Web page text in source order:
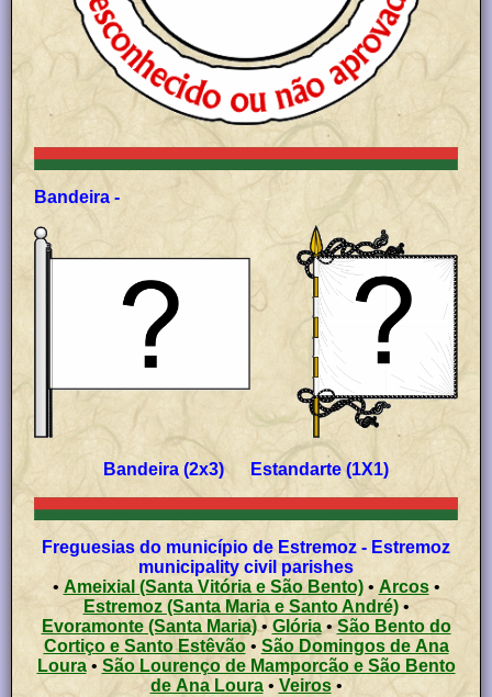
Bandeira -
Bandeira (2x3) Estandarte (1X1)
Freguesias do município de Estremoz - Estremoz
municipality civil parishes
• Ameixial (Santa Vitória e São Bento)• Arcos•
Estremoz (Santa Maria e Santo André)•
Evoramonte (Santa Maria)• Glória•São Bento do
Cortiço e Santo Estêvão• São Domingos de Ana
Loura• São Lourenço de Mamporcão e São Bento
de Ana Loura• Veiros•